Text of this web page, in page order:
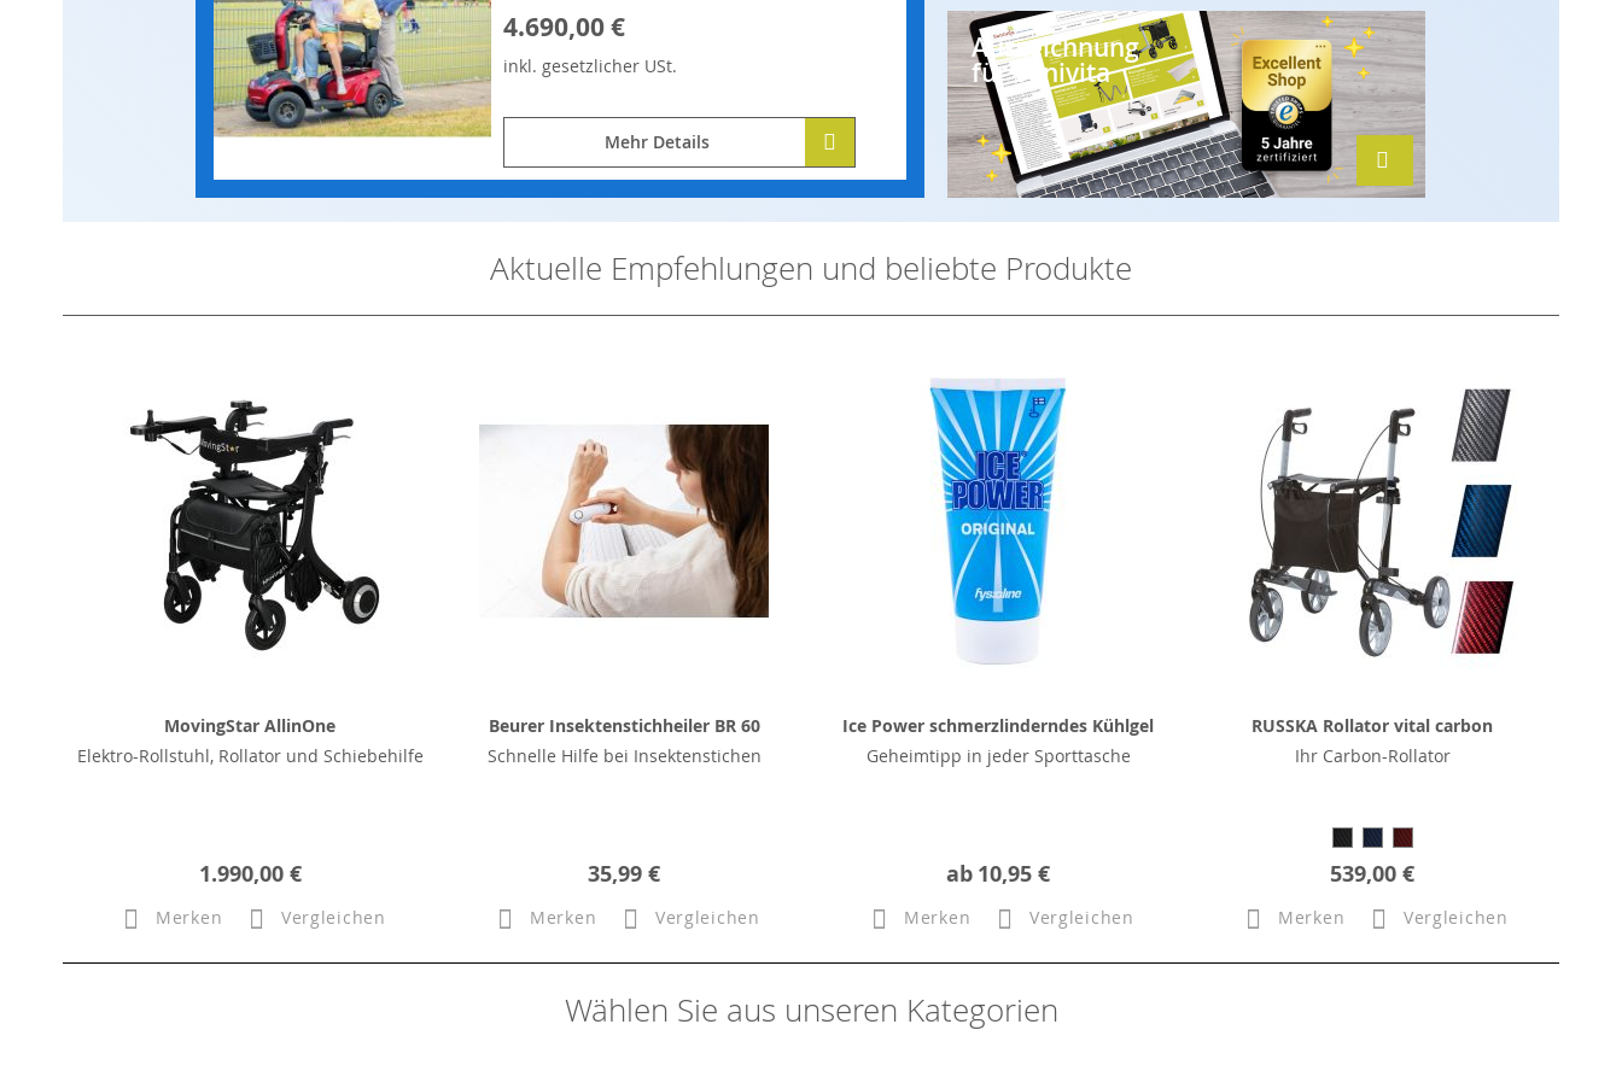
4.690,00 €
inkl. gesetzlicherUSt.
Mehr Details
Auszeichnung
für Sanivita
Aktuelle Empfehlungen und beliebte Produkte
MovingStar AllinOne
Elektro-Rollstuhl, Rollator und Schiebehilfe
1.990,00 €
Merken Vergleichen
Beurer Insektenstichheiler BR 60
Schnelle Hilfe bei Insektenstichen
35,99 €
Merken Vergleichen
Ice Power schmerzlinderndes Kühlgel
Geheimtipp in jeder Sporttasche
ab 10,95 €
Merken Vergleichen
RUSSKA Rollator vital carbon
Ihr Carbon-Rollator
539,00 €
Merken Vergleichen
Wählen Sie aus unseren Kategorien